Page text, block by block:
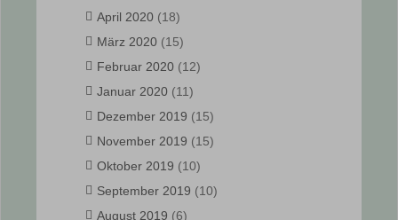
April 2020 (18)
März 2020 (15)
Februar 2020 (12)
Januar 2020 (11)
Dezember 2019 (15)
November 2019 (15)
Oktober 2019 (10)
September 2019 (10)
August 2019 (6)